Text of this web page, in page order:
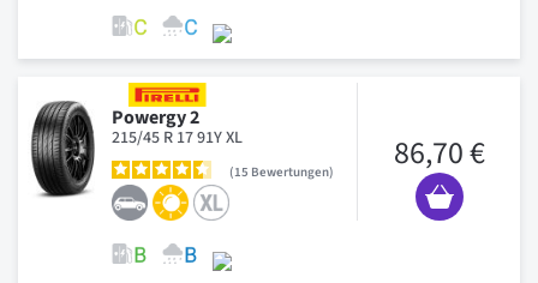
Powergy 2
215/45 R 17 91Y XL
15 Bewertungen 86,70 €